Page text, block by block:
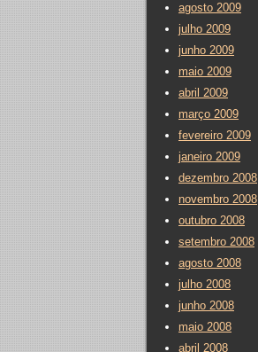
agosto 2009
julho 2009
junho 2009
maio 2009
abril 2009
março 2009
fevereiro 2009
janeiro 2009
dezembro 2008
novembro 2008
outubro 2008
setembro 2008
agosto 2008
julho 2008
junho 2008
maio 2008
abril 2008